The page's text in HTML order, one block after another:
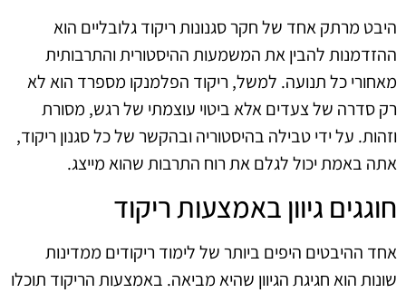
היבט מרתק אחד של חקר סגנונות ריקוד גלובליים הוא
ההזדמנות להבין את המשמעות ההיסטורית והתרבותית
מאחורי כל תנועה. למשל, ריקוד הפלמנקו מספרד הוא לא
רק סדרה של צעדים אלא ביטוי עוצמתי של רגש, מסורת
וזהות. על ידי טבילה בהיסטוריה ובהקשר של כל סגנון ריקוד,
אתה באמת יכול לגלם את רוח התרבות שהוא מייצג.
חוגגים גיוון באמצעות ריקוד
אחד ההיבטים היפים ביותר של לימוד ריקודים ממדינות
שונות הוא חגיגת הגיוון שהיא מביאה. באמצעות הריקוד תוכלו